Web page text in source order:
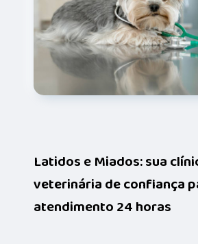
Latidos e Miados: sua
veterinária de confiança
atendimento 24 horas